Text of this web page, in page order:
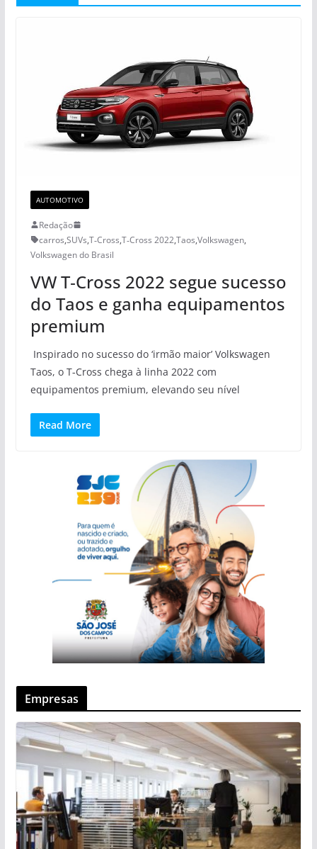
AUTOMOTIVO
Redação
carros,SUVs,T‑Cross,T‑Cross 2022,Taos,Volkswagen,
Volkswagen do Brasil
VW T‑Cross 2022 segue sucesso
do Taos e ganha equipamentos
premium
Inspirado no sucesso do ‘irmão maior’ Volkswagen
Taos, o T‑Cross chega à linha 2022 com
equipamentos premium, elevando seu nível
Read More
Empresas